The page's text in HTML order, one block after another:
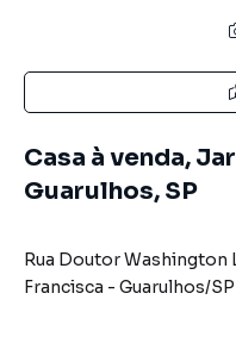
Casa à venda,
Guarulhos, SP
Rua Doutor Washington
Francisca - Guarulhos/SP